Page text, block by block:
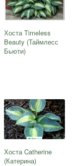
Хоста Timeless
Beauty (Таймлесс
Бьюти)
Хоста Catherine
(Катерина)